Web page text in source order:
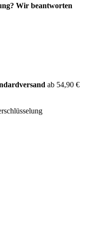
Wir beantworten
ab 54,90 €